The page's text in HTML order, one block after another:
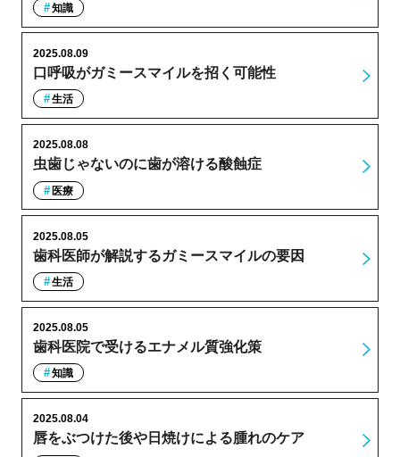
知識
口呼吸がガミースマイルを招く可能性
2025.08.09
生活
虫歯じゃないのに歯が溶ける酸蝕症
2025.08.08
医療
歯科医師が解説するガミースマイルの要因
2025.08.05
生活
歯科医院で受けるエナメル質強化策
2025.08.05
知識
唇をぶつけた後や日焼けによる腫れのケア
2025.08.04